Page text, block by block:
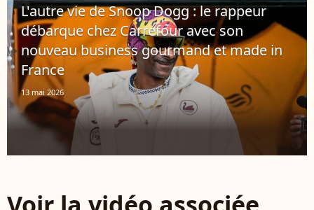
L'autre vie de Snoop Dogg : le rappeur
débarque chez Carrefour avec son
nouveau business gourmand et made in
France
13 mai 2026